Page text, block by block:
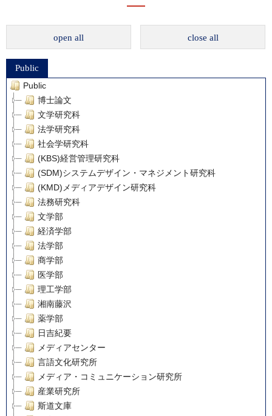
open all close all
Public
Public
博士論文
文学研究科
法学研究科
社会学研究科
(KBS)経営管理研究科
(SDM)システムデザイン・マネジメント研究科
(KMD)メディアデザイン研究科
法務研究科
文学部
経済学部
法学部
商学部
医学部
理工学部
湘南藤沢
薬学部
日吉紀要
メディアセンター
言語文化研究所
メディア・コミュニケーション研究所
産業研究所
斯道文庫